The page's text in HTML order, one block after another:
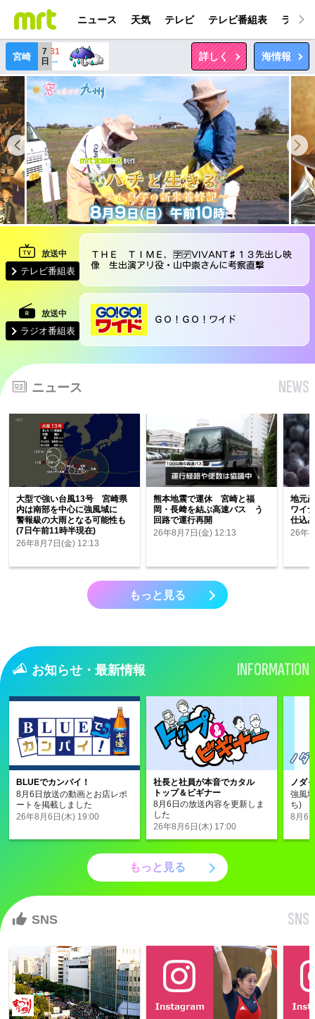
ニュース 天気 テレビ テレビ番組表 ラジオ
宮崎
7
日
31
--
詳しく 海情報
テレビ番組表
ＴＨＥ ＴＩＭＥ，🈑🈓VIVANT♯１３先出し映
像 生出演アリ役・山中崇さんに考察直撃
放送中
ラジオ番組表
ＧＯ！ＧＯ！ワイド
ニュース NEWS
大型で強い台風13号 宮崎県
内は南部を中心に強風域に
警報級の大雨となる可能性も
(7日午前11時半現在)
26年8月7日(金) 12:13
熊本地震で運休 宮崎と福
岡・長﨑を結ぶ高速バス う
回路で運行再開
26年8月7日(金) 12:13
地元
ワイ
仕込
26年
もっと見る
お知らせ・最新情報 INFORMATION
BLUEでカンパイ！
8月6日放送の動画とお店レポ
ートを掲載しました
26年8月6日(木) 19:00
社長と社員が本音でカタル
トップ＆ビギナー
8月6日の放送内容を更新しま
した
26年8月6日(木) 17:00
ノダ
強風
ち)
8月6
もっと見る
SNS SNS